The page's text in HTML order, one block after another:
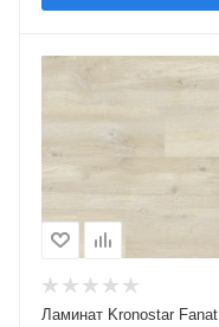
Ламинат Kronostar Fanat